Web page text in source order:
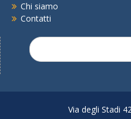
Chi siamo
Contatti
Search
for:
Via degli Stadi